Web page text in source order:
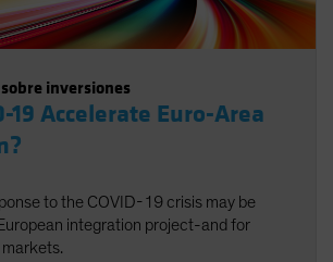
inversiones
19 Accelerate Euro-Area
to the COVID-19 crisis may be
integration project-and for